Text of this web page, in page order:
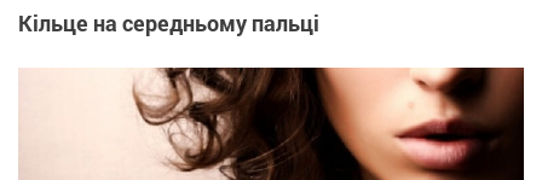
Кільце на середньому пальці